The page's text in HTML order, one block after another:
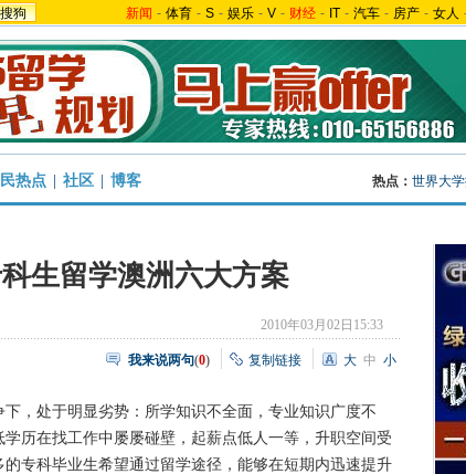
搜狗 新闻 - 体育 - S - 娱乐 - V - 财经 - IT - 汽车 - 房产 - 女人
热点 社区 博客 热点： 世界大
生留学澳洲六大方案
2010年03月02日15:33
我来说两句(0) 复制链接 大 中 小
处于明显劣势：所学知识不全面，专业知识广度不
历在找工作中屡屡碰壁，起薪点低人一等，升职空间受
专科毕业生希望通过留学途径，能够在短期内迅速提升